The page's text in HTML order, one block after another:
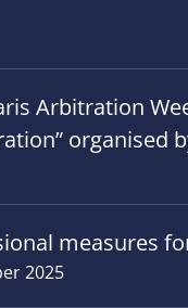
Arbitration
organised
measures
2025